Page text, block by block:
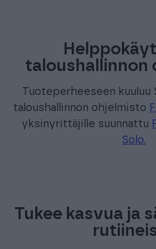
taloushallinnon
Tuoteperheeseen kuuluu
taloushallinnon ohjelmisto
yksinyrittäjille suunnattu
Solo.
Tukee kasvua ja